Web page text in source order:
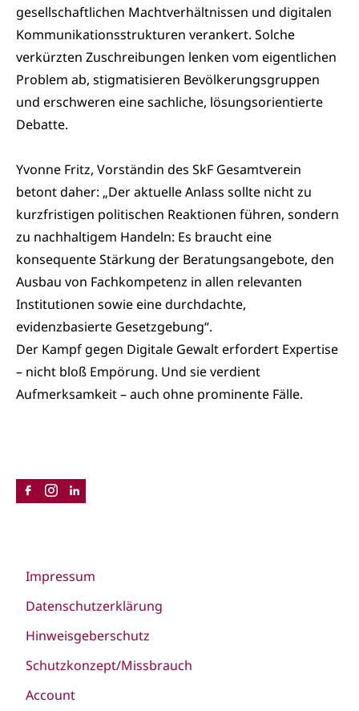
gesellschaftlichen Machtverhältnissen und digitalen
Kommunikationsstrukturen verankert. Solche
verkürzten Zuschreibungen lenken vom eigentlichen
Problem ab, stigmatisieren Bevölkerungsgruppen
und erschweren eine sachliche, lösungsorientierte
Debatte.
Yvonne Fritz, Vorständin des SkF Gesamtverein
betont daher: „Der aktuelle Anlass sollte nicht zu
kurzfristigen politischen Reaktionen führen, sondern
zu nachhaltigem Handeln: Es braucht eine
konsequente Stärkung der Beratungsangebote, den
Ausbau von Fachkompetenz in allen relevanten
Institutionen sowie eine durchdachte,
evidenzbasierte Gesetzgebung“.
Der Kampf gegen Digitale Gewalt erfordert Expertise
– nicht bloß Empörung. Und sie verdient
Aufmerksamkeit – auch ohne prominente Fälle.
Impressum
Datenschutzerklärung
Hinweisgeberschutz
Schutzkonzept/Missbrauch
Account